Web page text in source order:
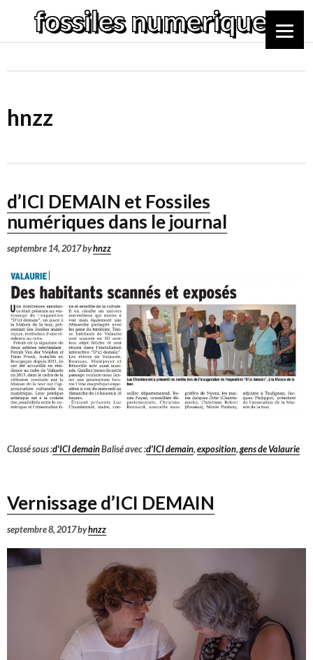
contenu
fossiles numeriques
hnzz
d’ICI DEMAIN et Fossiles
numériques dans le journal
septembre 14, 2017byhnzz
Classé sous :d'ICI demainBalisé avec :d'ICI demain,exposition,gens de Valaurie
Vernissage d’ICI DEMAIN
septembre 8, 2017byhnzz